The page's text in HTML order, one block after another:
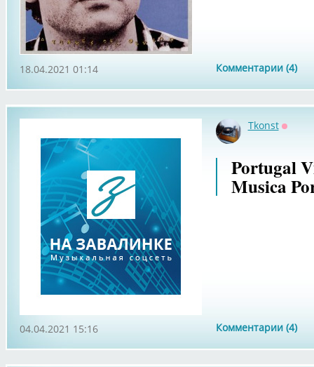
Комментарии (4)
18.04.2021 01:14
Tkonst
Portugal
Musica
Комментарии (4)
04.04.2021 15:16